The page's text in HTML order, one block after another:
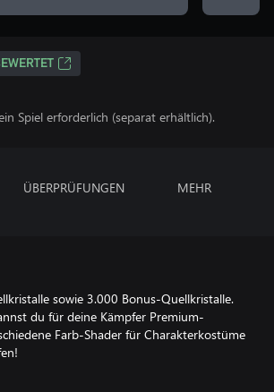
Spiel erforderlich (separat erhältlich).
ÜBERPRÜFUNGEN MEHR
sowie 3.000 Bonus-Quellkristalle.
du für deine Kämpfer Premium-
Farb-Shader für Charakterkostüme